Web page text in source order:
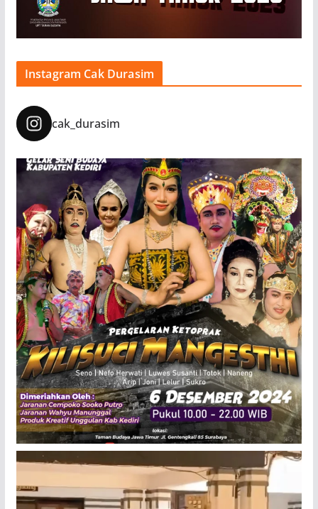
Instagram Cak Durasim
cak_durasim